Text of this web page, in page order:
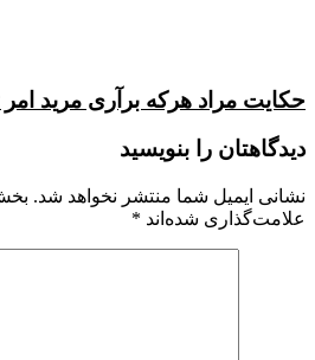
حکایت مراد هرکه برآرى مرید
دیدگاهتان را بنویسید
نشانی ایمیل شما منتشر نخواهد شد.
علامت‌گذاری شده‌اند *